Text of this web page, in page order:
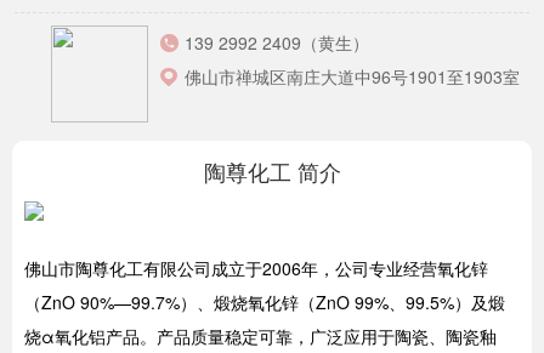
139 2992 2409（黄生）
佛山市禅城区南庄大道中96号1901至1903室
陶尊化工 简介
佛山市陶尊化工有限公司成立于2006年，公司专业经营氧化锌
（ZnO 90%—99.7%）、煅烧氧化锌（ZnO 99%、99.5%）及煅
烧α氧化铝产品。产品质量稳定可靠，广泛应用于陶瓷、陶瓷釉